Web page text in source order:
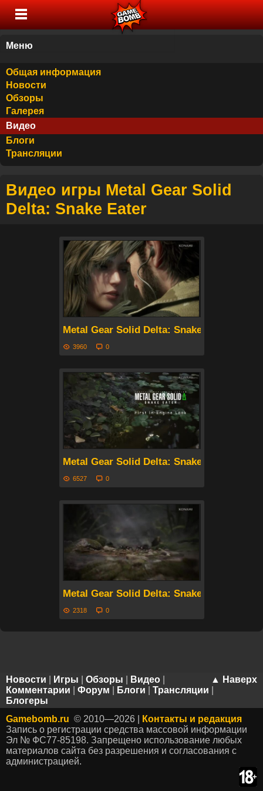
Меню
Общая информация
Новости
Обзоры
Галерея
Видео
Блоги
Трансляции
Видео игры Metal Gear Solid
Delta: Snake Eater
Metal Gear Solid Delta: Snake Eater –
3960 0
Metal Gear Solid Delta: Snake Eater –
6527 0
Metal Gear Solid Delta: Snake Eater –
2318 0
▲ Наверх
Новости Игры Обзоры Видео
Комментарии
Форум Блоги Трансляции
Блогеры
Gamebomb.ru © 2010—2026 |
Контакты и редакция
Запись о регистрации средства массовой информации
Эл № ФС77-85198. Запрещено использование любых
материалов сайта без разрешения и согласования с
администрацией.